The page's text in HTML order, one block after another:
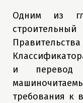
Одним из
и перевод
требования к